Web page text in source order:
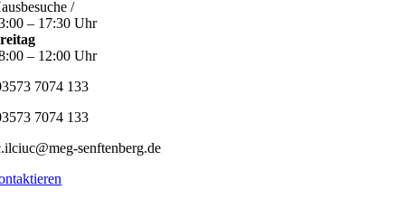
/
– 17:30 Uhr
– 12:00 Uhr
7074 133
7074 133
senftenberg.de